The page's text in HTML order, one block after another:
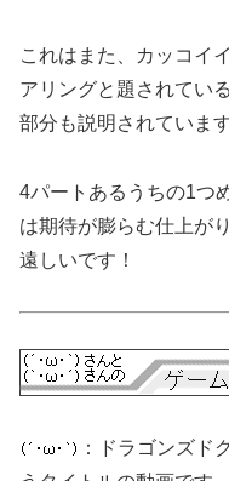
これはまた、カッコイ
アリングと題されてい
部分も説明されています
4パートあるうちの1つ
は期待が膨らむ仕上が
遠しいです！
：ドラゴンズド